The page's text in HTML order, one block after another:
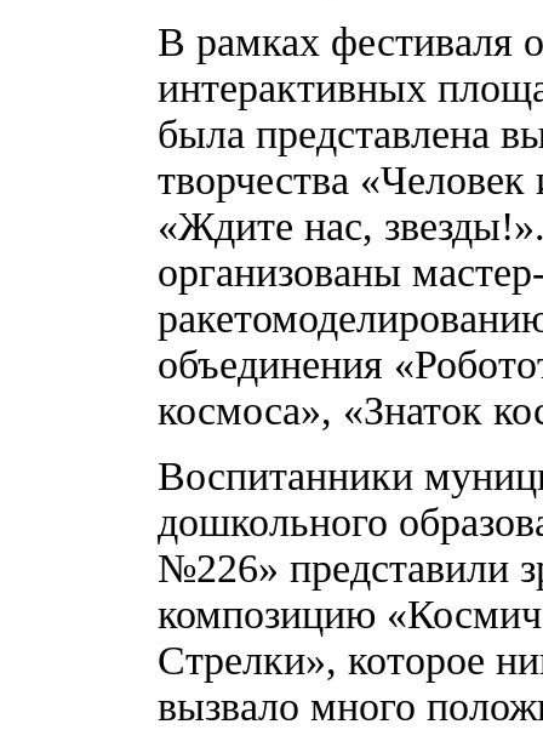
В рамках фестиваля
интерактивных
была представлена
творчества
«Ждите нас,
организованы
объединения
космоса», «Знаток
Воспитанники
дошкольного
№226» представили
композицию
Стрелки», которое
вызвало много